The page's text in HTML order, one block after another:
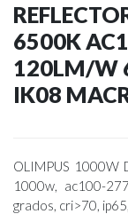
6500K
120LM/W
IK08
OLIMPUS 1000W
1000w, ac100-
grados, cri>70,